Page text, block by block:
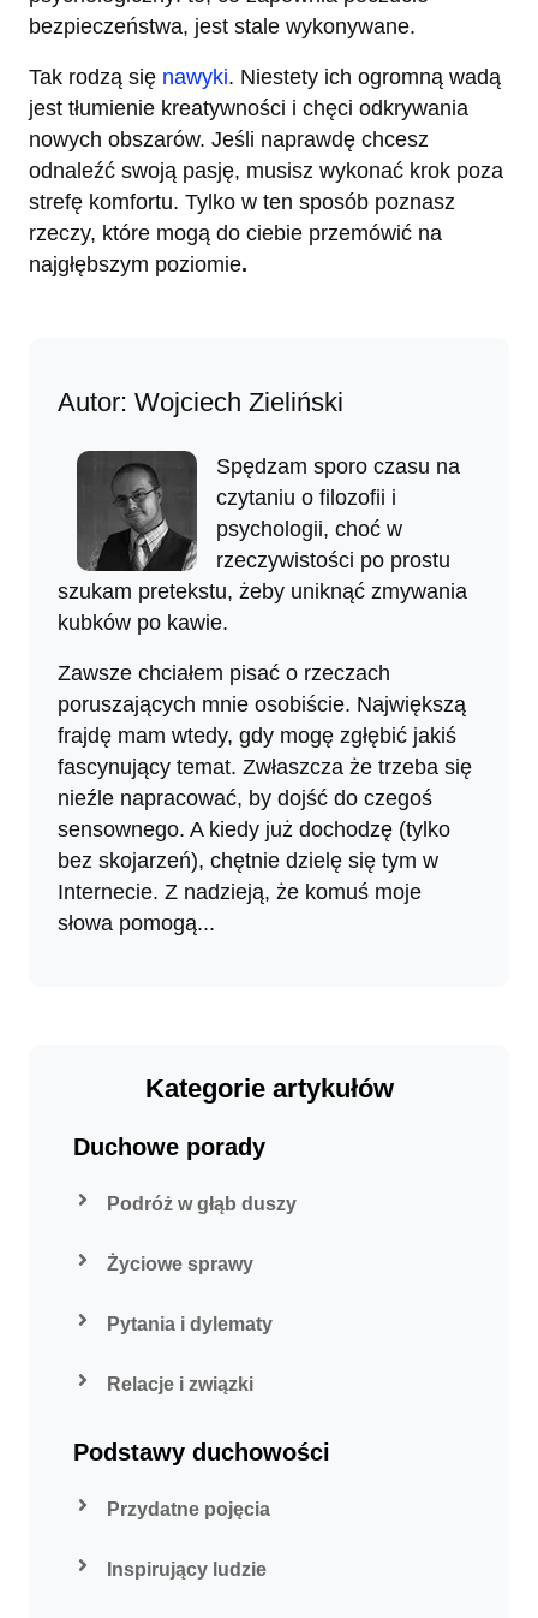
bezpieczeństwa, jest stale wykonywane.
Tak rodzą się nawyki. Niestety ich ogromną wadą
jest tłumienie kreatywności i chęci odkrywania
nowych obszarów. Jeśli naprawdę chcesz
odnaleźć swoją pasję, musisz wykonać krok poza
strefę komfortu. Tylko w ten sposób poznasz
rzeczy, które mogą do ciebie przemówić na
najgłębszym poziomie.
Autor: Wojciech Zieliński
Spędzam sporo czasu na
czytaniu o filozofii i
psychologii, choć w
rzeczywistości po prostu
szukam pretekstu, żeby uniknąć zmywania
kubków po kawie.
Zawsze chciałem pisać o rzeczach
poruszających mnie osobiście. Największą
frajdę mam wtedy, gdy mogę zgłębić jakiś
fascynujący temat. Zwłaszcza że trzeba się
nieźle napracować, by dojść do czegoś
sensownego. A kiedy już dochodzę (tylko
bez skojarzeń), chętnie dzielę się tym w
Internecie. Z nadzieją, że komuś moje
słowa pomogą...
Kategorie artykułów
Duchowe porady
Podróż w głąb duszy
Życiowe sprawy
Pytania i dylematy
Relacje i związki
Podstawy duchowości
Przydatne pojęcia
Inspirujący ludzie